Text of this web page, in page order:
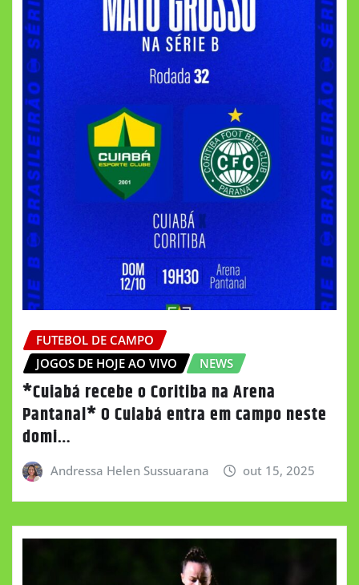
FUTEBOL DE CAMPO
JOGOS DE HOJE AO VIVO
NEWS
*Cuiabá recebe o Coritiba na Arena
Pantanal* O Cuiabá entra em campo neste
domi…
Andressa Helen Sussuarana out 15, 2025